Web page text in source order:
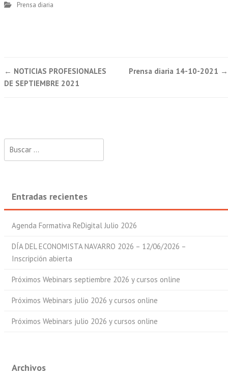
Prensa diaria
Post
navigation
← NOTICIAS PROFESIONALES
DE SEPTIEMBRE 2021
Prensa diaria 14-10-2021 →
Entradas recientes
Agenda Formativa ReDigital Julio 2026
DÍA DEL ECONOMISTA NAVARRO 2026 – 12/06/2026 –
Inscripción abierta
Próximos Webinars septiembre 2026 y cursos online
Próximos Webinars julio 2026 y cursos online
Próximos Webinars julio 2026 y cursos online
Archivos